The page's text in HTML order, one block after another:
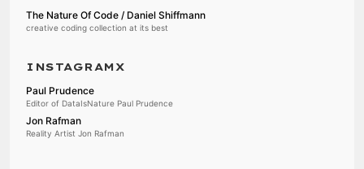
The Nature Of Code / Daniel Shiffmann
creative coding collection at its best
INSTAGRAMX
Paul Prudence
Editor of DataIsNature Paul Prudence
Jon Rafman
Reality Artist Jon Rafman